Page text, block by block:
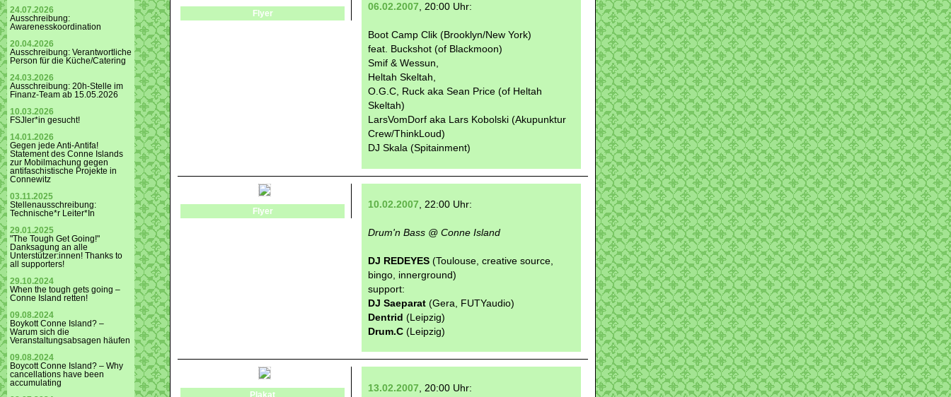
24.07.2026
Ausschreibung:
Awarenesskoordination
20.04.2026
Ausschreibung: Verantwortliche
Person für die Küche/Catering
24.03.2026
Ausschreibung: 20h-Stelle im
Finanz-Team ab 15.05.2026
10.03.2026
FSJler*in gesucht!
14.01.2026
Gegen jede Anti-Antifa!
Statement des Conne Islands
zur Mobilmachung gegen
antifaschistische Projekte in
Connewitz
03.11.2025
Stellenausschreibung:
Technische*r Leiter*In
29.01.2025
"The Tough Get Going!"
Danksagung an alle
Unterstützer:innen! Thanks to
all supporters!
29.10.2024
When the tough gets going –
Conne Island retten!
09.08.2024
Boykott Conne Island? –
Warum sich die
Veranstaltungsabsagen häufen
09.08.2024
Boycott Conne Island? – Why
cancellations have been
accumulating
06.02.2007, 20:00 Uhr:
Boot Camp Clik (Brooklyn/New York)
feat. Buckshot (of Blackmoon)
Smif & Wessun,
Heltah Skeltah,
O.G.C, Ruck aka Sean Price (of Heltah
Skeltah)
LarsVomDorf aka Lars Kobolski (Akupunktur
Crew/ThinkLoud)
DJ Skala (Spitainment)
Flyer
10.02.2007 , 22:00 Uhr:
Drum'n Bass @ Conne Island
DJ REDEYES (Toulouse, creative source,
bingo, innerground)
support:
DJ Saeparat (Gera, FUTYaudio)
Dentrid (Leipzig)
Drum.C (Leipzig)
Flyer
13.02.2007 , 20:00 Uhr:
Plakat